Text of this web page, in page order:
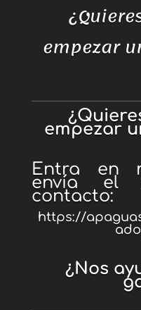
empezar
empezar
Entra en
envía el
contacto:
https://
¿Nos